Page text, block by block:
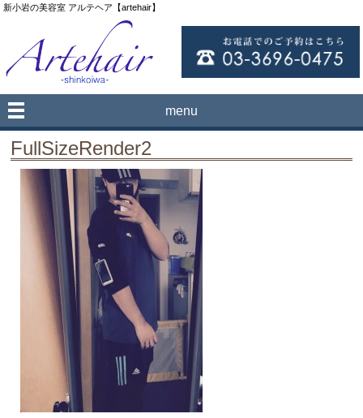
新小岩の美容室 アルテヘア【artehair】
menu
FullSizeRender2